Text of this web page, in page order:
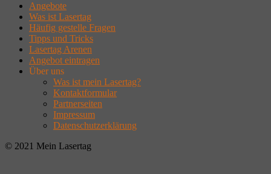
Angebote
Was ist Lasertag
Häufig gestelle Fragen
Tipps und Tricks
Lasertag Arenen
Angebot eintragen
Über uns
Was ist mein Lasertag?
Kontaktformular
Partnerseiten
Impressum
Datenschutzerklärung
© 2021 Mein Lasertag